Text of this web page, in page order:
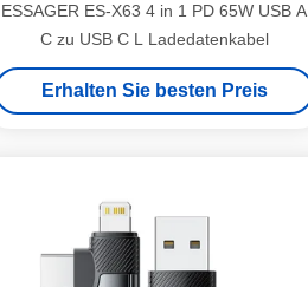
ESSAGER ES-X63 4 in 1 PD 65W USB A
C zu USB C L Ladedatenkabel
Erhalten Sie besten Preis